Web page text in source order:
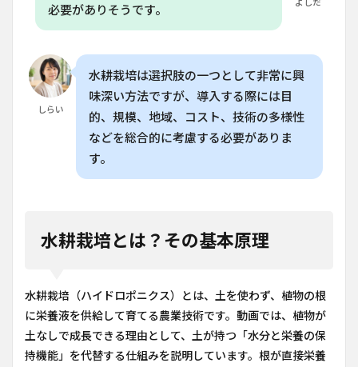
必要がありそうです。
しらい
水耕栽培は選択肢の一つとして非常に興
味深い方法ですが、導入する際には目
的、規模、地域、コスト、技術の多様性
などを総合的に考慮する必要がありま
す。
水耕栽培とは？その基本原理
水耕栽培（ハイドロポニクス）とは、土を使わず、植物の根
に栄養液を供給して育てる農業技術です。動画では、植物が
土なしで成長できる理由として、土が持つ「水分と栄養の保
持機能」を代替する仕組みを説明しています。根が直接栄養